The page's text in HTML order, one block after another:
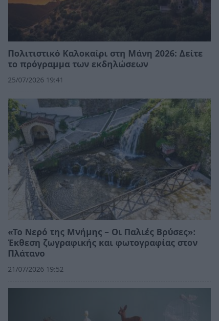
Πολιτιστικό Καλοκαίρι στη Μάνη 2026: Δείτε
το πρόγραμμα των εκδηλώσεων
25/07/2026 19:41
«Το Νερό της Μνήμης – Οι Παλιές Βρύσες»:
Έκθεση ζωγραφικής και φωτογραφίας στον
Πλάτανο
21/07/2026 19:52